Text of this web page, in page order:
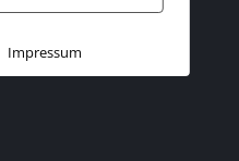
Impressum